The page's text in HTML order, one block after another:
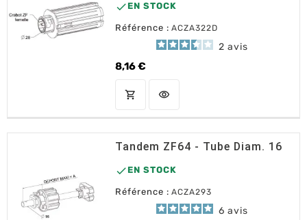
 EN STOCK
Référence : ACZA322D
2 avis
8,16 €
Prix
shopping_cart AJOUTER AU PANIER
visibility
Tandem ZF64 - Tube Diam. 16
 EN STOCK
Référence : ACZA293
6 avis